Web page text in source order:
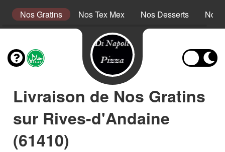
Nos Gratins Nos Tex Mex Nos Desserts Nos
Livraison de Nos Gratins
sur Rives-d'Andaine
(61410)